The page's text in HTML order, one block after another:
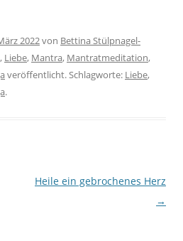
2022von Bettina Stülpnagel-
, Liebe, Mantra, Mantratmeditation,
veröffentlicht. Schlagworte: Liebe,
.
Heile ein gebrochenes Herz
→